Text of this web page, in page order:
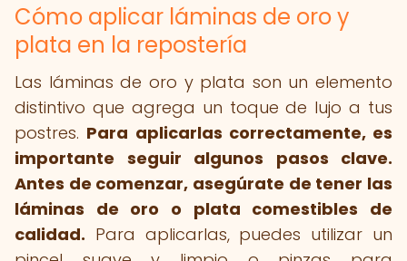
Cómo aplicar láminas de oro y
plata en la repostería
Las láminas de oro y plata son un elemento
distintivo que agrega un toque de lujo a tus
postres. Para aplicarlas correctamente, es
importante seguir algunos pasos clave.
Antes de comenzar, asegúrate de tener las
láminas de oro o plata comestibles de
calidad. Para aplicarlas, puedes utilizar un